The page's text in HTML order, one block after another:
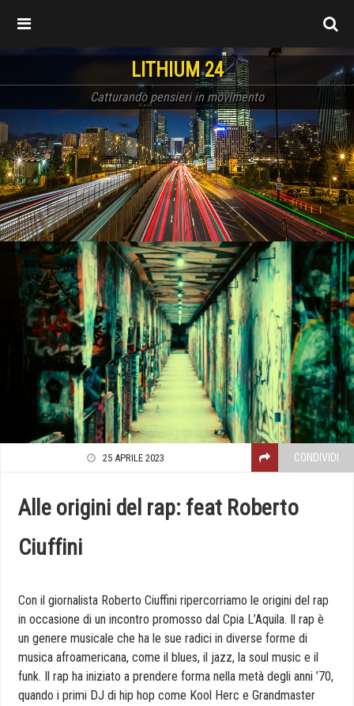
LITHIUM 24
Catturando pensieri in movimento
25 APRILE 2023 CONDIVIDI
Alle origini del rap: feat Roberto
Ciuffini
Con il giornalista Roberto Ciuffini ripercorriamo le origini del rap
in occasione di un incontro promosso dal Cpia L’Aquila. Il rap è
un genere musicale che ha le sue radici in diverse forme di
musica afroamericana, come il blues, il jazz, la soul music e il
funk. Il rap ha iniziato a prendere forma nella metà degli anni ’70,
quando i primi DJ di hip hop come Kool Herc e Grandmaster